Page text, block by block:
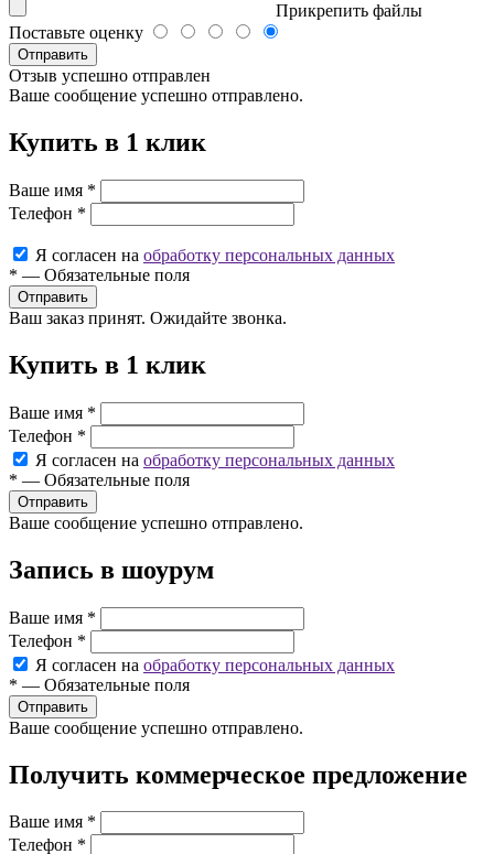
Прикрепить файлы
Поставьте оценку
Отправить
Отзыв успешно отправлен
Ваше сообщение успешно отправлено.
Купить в 1 клик
Ваше имя *
Телефон *
Я согласен на обработку персональных данных
* — Обязательные поля
Ваш заказ принят. Ожидайте звонка.
Купить в 1 клик
Ваше имя *
Телефон *
Я согласен на обработку персональных данных
* — Обязательные поля
Ваше сообщение успешно отправлено.
Запись в шоурум
Ваше имя *
Телефон *
Я согласен на обработку персональных данных
* — Обязательные поля
Ваше сообщение успешно отправлено.
Получить коммерческое предложение
Ваше имя *
Телефон *